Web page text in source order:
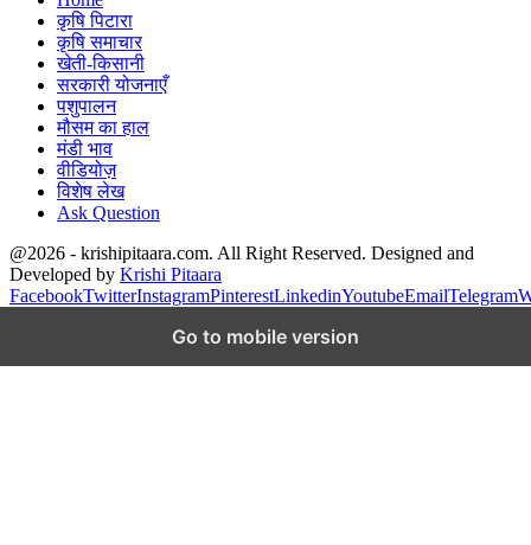
कृषि पिटारा
कृषि समाचार
खेती-किसानी
सरकारी योजनाएँ
पशुपालन
मौसम का हाल
मंडी भाव
वीडियोज़
विशेष लेख
Ask Question
@2026 - krishipitaara.com. All Right Reserved. Designed and
Developed by Krishi Pitaara
FacebookTwitterInstagramPinterestLinkedinYoutubeEmailTelegram
Go to mobile version